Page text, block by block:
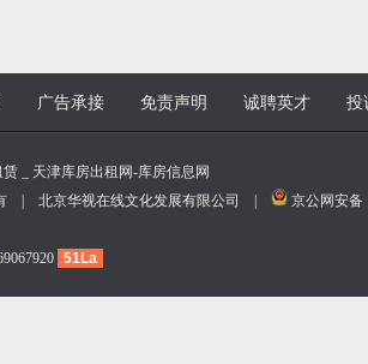
广告承接 免责声明 诚聘英才 投
_ 天津库房出租网-库房信息网
| 北京华视在线文化发展有限公司 |
京公网安备
51La